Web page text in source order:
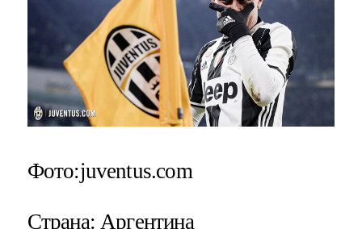
Фото:juventus.com
Страна: Аргентина